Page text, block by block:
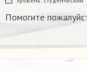
Помогите